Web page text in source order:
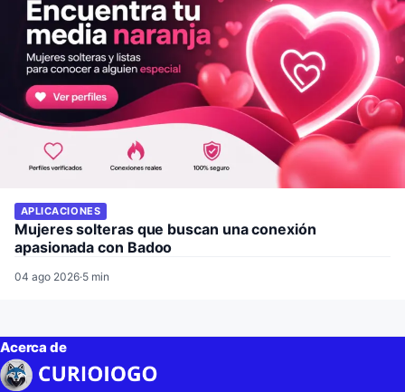
APLICACIONES
Mujeres solteras que buscan una conexión
apasionada con Badoo
04 ago 2026·5 min
Acerca de